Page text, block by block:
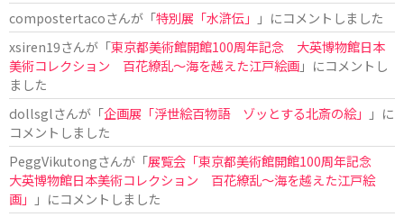
compostertacoさんが「特別展「水滸伝」
」にコメントしました
xsiren19さんが「東京都美術館開館100周年記念 大英博物館日本
美術コレクション 百花繚乱～海を越えた江戸絵画」にコメントし
ました
dollsglさんが「企画展「浮世絵百物語 ゾッとする北斎の絵」
」に
コメントしました
PeggVikutongさんが「展覧会「東京都美術館開館100周年記念
大英博物館日本美術コレクション 百花繚乱〜海を越えた江戸絵
画」
」にコメントしました